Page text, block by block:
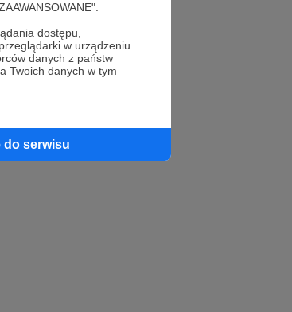
dostępu,
w urządzeniu
danych z państw
Twoich danych w tym
do serwisu